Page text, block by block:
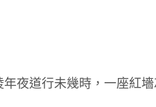
夜道行未幾時，一座紅